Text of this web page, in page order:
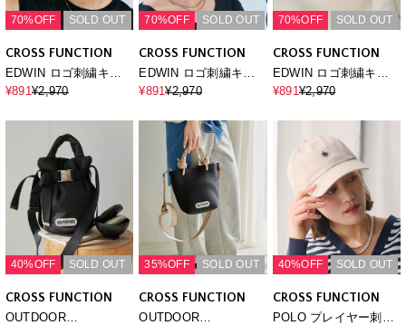
70%OFF SOLD OUT
CROSS FUNCTION
EDWIN ロゴ刺繍キャ
ップ
¥891¥2,970
70%OFF SOLD OUT
CROSS FUNCTION
EDWIN ロゴ刺繍キャ
ップ
¥891¥2,970
70%OFF SOLD OUT
CROSS FUNCTION
EDWIN ロゴ刺繍キャ
ップ
¥891¥2,970
40%OFF SOLD OUT
CROSS FUNCTION
OUTDOOR
35%OFF SOLD OUT
CROSS FUNCTION
OUTDOOR
40%OFF SOLD OUT
CROSS FUNCTION
POLO プレイヤー刺繍